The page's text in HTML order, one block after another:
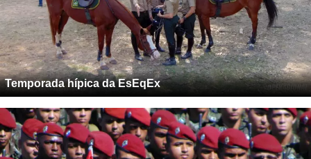
Temporada hípica da EsEqEx